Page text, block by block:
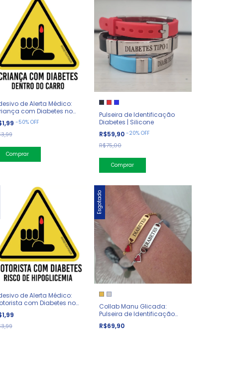
de Alerta Médico:
com Diabetes no
-50% OFF
Pulseira de Identificação
Diabetes | Silicone
R$59,90 -20% OFF
R$75,00
Comprar
de Alerta Médico:
com Diabetes no
Esgotado
Collab Manu Glicada:
Pulseira de Identificação
Diabetes | Metal
R$69,90